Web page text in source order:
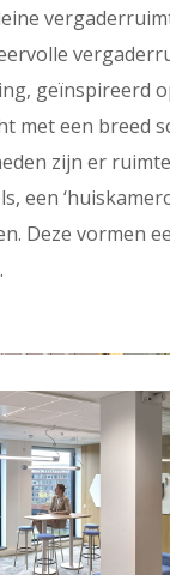
geïnspireerd
met een breed
zijn er
een
Deze vormen